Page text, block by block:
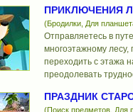
ПРИКЛЮЧЕНИЯ
(Бродилки, Для
Отправляетесь в
многоэтажному лесу,
переходить с этажа
преодолевать
ПРАЗДНИК
(Поиск предметов, Для